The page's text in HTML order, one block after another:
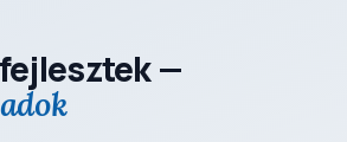
—